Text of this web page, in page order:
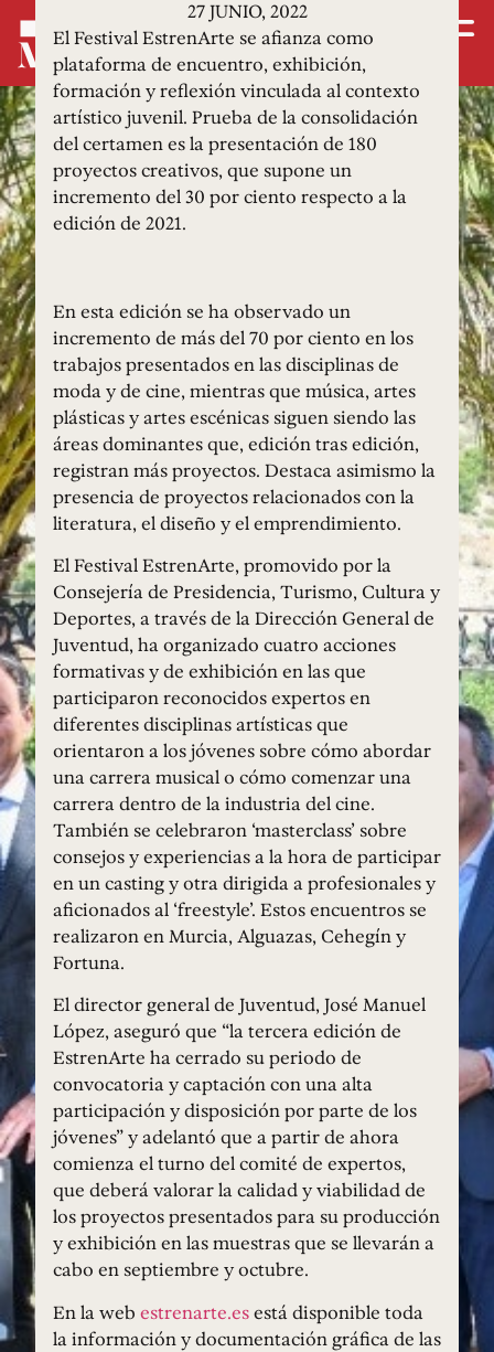
27 JUNIO, 2022
El Festival EstrenArte se afianza como
plataforma de encuentro, exhibición,
formación y reflexión vinculada al contexto
artístico juvenil. Prueba de la consolidación
del certamen es la presentación de 180
proyectos creativos, que supone un
incremento del 30 por ciento respecto a la
edición de 2021.
En esta edición se ha observado un
incremento de más del 70 por ciento en los
trabajos presentados en las disciplinas de
moda y de cine, mientras que música, artes
plásticas y artes escénicas siguen siendo las
áreas dominantes que, edición tras edición,
registran más proyectos. Destaca asimismo la
presencia de proyectos relacionados con la
literatura, el diseño y el emprendimiento.
El Festival EstrenArte, promovido por la
Consejería de Presidencia, Turismo, Cultura y
Deportes, a través de la Dirección General de
Juventud, ha organizado cuatro acciones
formativas y de exhibición en las que
participaron reconocidos expertos en
diferentes disciplinas artísticas que
orientaron a los jóvenes sobre cómo abordar
una carrera musical o cómo comenzar una
carrera dentro de la industria del cine.
También se celebraron ‘masterclass’ sobre
consejos y experiencias a la hora de participar
en un casting y otra dirigida a profesionales y
aficionados al ‘freestyle’. Estos encuentros se
realizaron en Murcia, Alguazas, Cehegín y
Fortuna.
El director general de Juventud, José Manuel
López, aseguró que “la tercera edición de
EstrenArte ha cerrado su periodo de
convocatoria y captación con una alta
participación y disposición por parte de los
jóvenes” y adelantó que a partir de ahora
comienza el turno del comité de expertos,
que deberá valorar la calidad y viabilidad de
los proyectos presentados para su producción
y exhibición en las muestras que se llevarán a
cabo en septiembre y octubre.
En la web estrenarte.esestá disponible toda
la información y documentación gráfica de las